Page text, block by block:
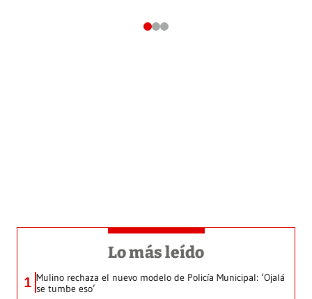
Lo más leído
1 Mulino rechaza el nuevo modelo de Policía Municipal: ‘Ojalá
se tumbe eso’